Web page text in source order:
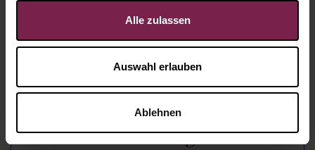
Alle zulassen
Auswahl erlauben
Ablehnen
Schokokarte Business
Türanhänger